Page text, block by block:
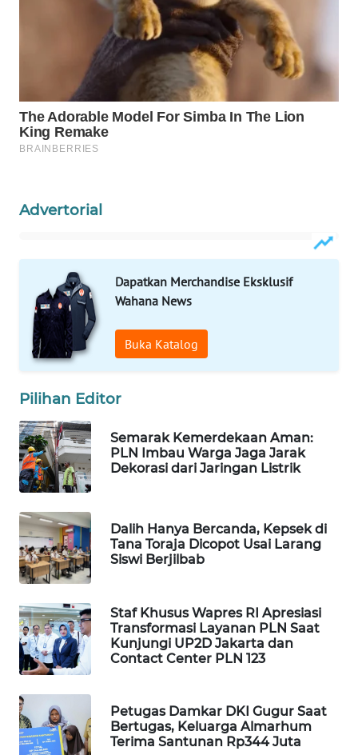
Advertorial
Dapatkan Merchandise Eksklusif
Wahana News
Buka Katalog
Pilihan Editor
Semarak Kemerdekaan Aman:
PLN Imbau Warga Jaga Jarak
Dekorasi dari Jaringan Listrik
Dalih Hanya Bercanda, Kepsek di
Tana Toraja Dicopot Usai Larang
Siswi Berjilbab
Staf Khusus Wapres RI Apresiasi
Transformasi Layanan PLN Saat
Kunjungi UP2D Jakarta dan
Contact Center PLN 123
Petugas Damkar DKI Gugur Saat
Bertugas, Keluarga Almarhum
Terima Santunan Rp344 Juta
WAHANA
TRAVEL
ID
WAHANANEWS
CO ID
WAHANANEWS
NET
SPORT
WAHANA
UMKM
WAHANA
SELEB
PERSONA
WAHANA
OTOMOTIF
WAHANA
HEALTH